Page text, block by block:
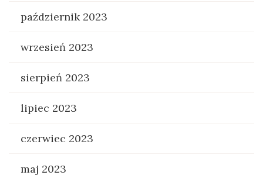
październik 2023
wrzesień 2023
sierpień 2023
lipiec 2023
czerwiec 2023
maj 2023